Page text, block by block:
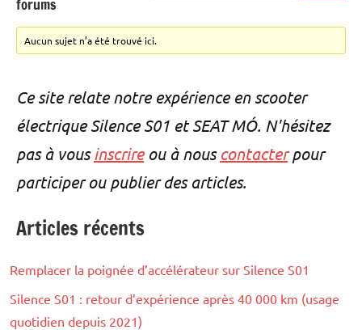
forums
Aucun sujet n’a été trouvé ici.
Ce site relate notre expérience en scooter
électrique Silence S01 et SEAT MÓ. N'hésitez
pas à vousinscrireou à nous contacterpour
participer ou publier des articles.
Articles récents
Remplacer la poignée d’accélérateur sur Silence S01
Silence S01 : retour d’expérience après 40 000 km (usage
quotidien depuis 2021)